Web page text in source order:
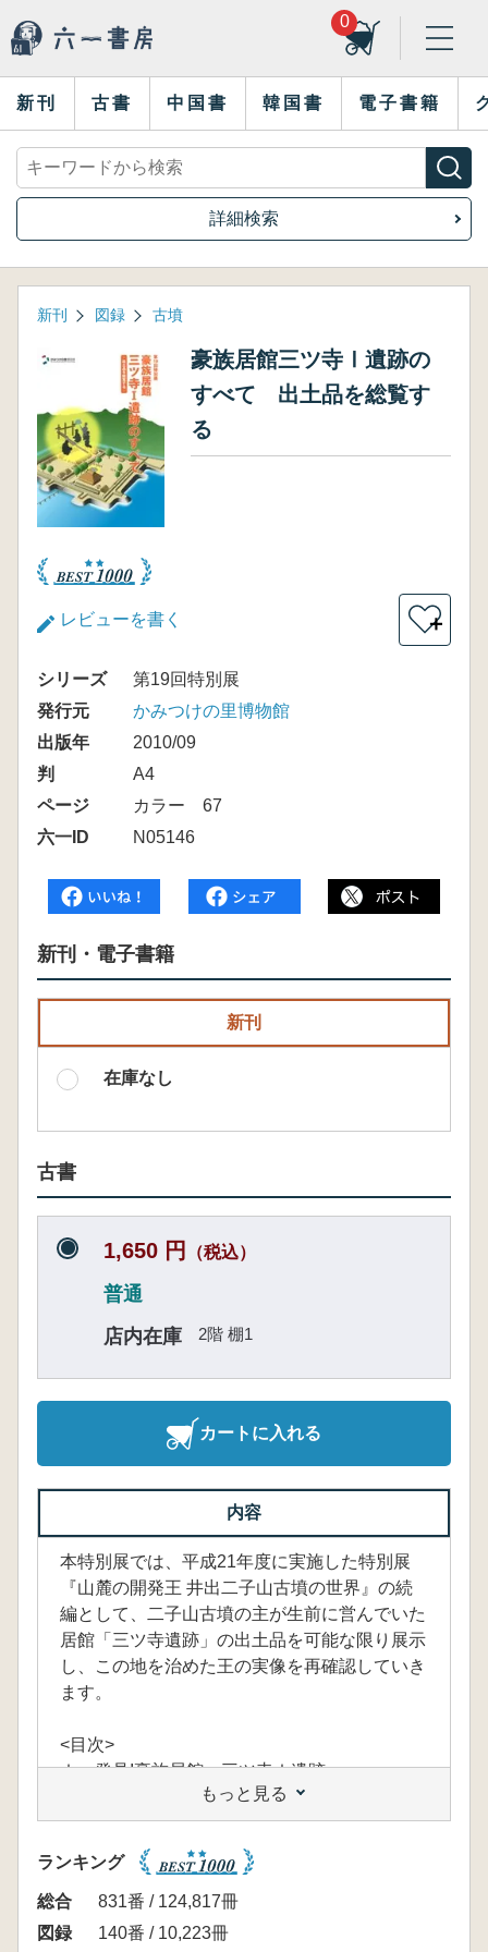
0
新刊 古書 中国書 韓国書 電子書籍
詳細検索
新刊 図録 古墳
豪族居館三ツ寺Ⅰ遺跡の
すべて 出土品を総覧す
る
レビューを書く ＋
シリーズ
第19回特別展
発行元
かみつけの里博物館
出版年
2010/09
判
A4
ページ
カラー 67
六一ID
N05146
新刊・電子書籍
新刊
在庫なし
古書
1,650 円 （税込）
普通
店内在庫
2階 棚1
カートに入れる
内容
本特別展では、平成21年度に実施した特別展
『山麓の開発王 井出二子山古墳の世界』の続
編として、二子山古墳の主が生前に営んでいた
居館「三ツ寺遺跡」の出土品を可能な限り展示
し、この地を治めた王の実像を再確認していき
ます。
<目次>
Ⅰ 発見!豪族居館 三ツ寺Ⅰ遺跡
Ⅲ 豊富な出土品
Ⅳ 館廃絶後も続く集落と祭祀
Ⅴ 論考集
もっと見る
ランキング
総合
831番 / 124,817冊
図録
140番 / 10,223冊